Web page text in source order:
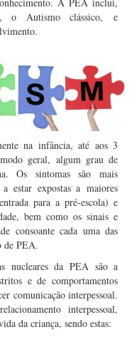
o Autismo clássico, e
na infância, até aos 3
geral, algum grau de
Os sintomas são mais
a estar expostas a maiores
para a pré-escola) e
bem como os sinais e
consoante cada uma das
de PEA.
nucleares da PEA são a
e de comportamentos
comunicação interpessoal.
interpessoal,
da criança, sendo estas: